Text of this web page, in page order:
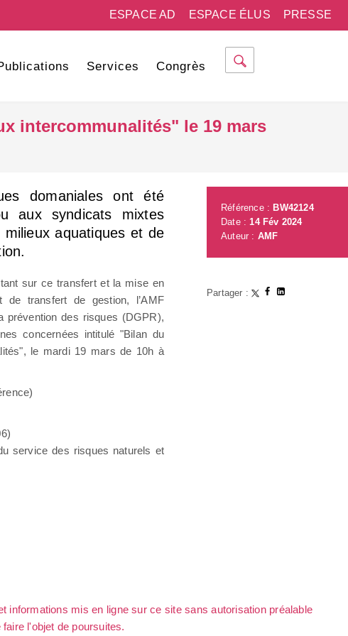
PRESSE
ESPACE ÉLUS
ESPACE AD
Services Congrès
intercommunalités" le 19 mars
domaniales ont été
aux syndicats mixtes
aquatiques et de
sur ce transfert et la mise en
transfert de gestion, l’AMF
prévention des risques (DGPR),
concernées intitulé "Bilan du
le mardi 19 mars de 10h à
service des risques naturels et
Référence : BW42124
Date :14 Fév 2024
Auteur : AMF
Partager :
informations mis en ligne sur ce site sans autorisation préalable
l'objet de poursuites.